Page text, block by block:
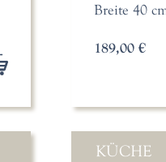
Breite 40
189,00 €
KÜCHE